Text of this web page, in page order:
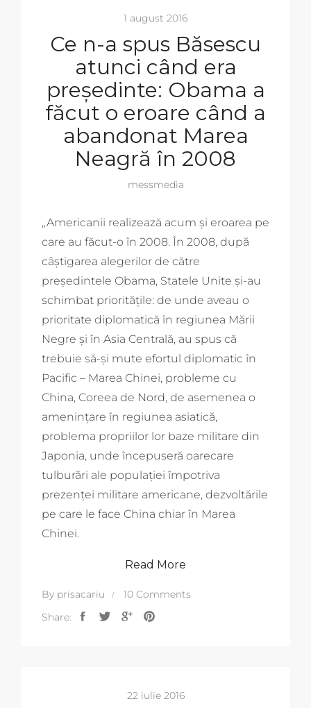
1 august 2016
Ce n-a spus Băsescu
atunci când era
președinte: Obama a
făcut o eroare când a
abandonat Marea
Neagră în 2008
messmedia
„America­nii realizează acum și eroarea pe
care au făcut-o în 2008. În 2008, după
câștigarea alegerilor de către
președintele Obama, Statele Unite și-au
schimbat prio­ritățile: de unde aveau o
prioritate diplomatică în regiunea Mării
Negre și în Asia Centrală, au spus că
trebuie să-și mute efortul diplomatic în
Pacific – Marea Chinei, pro­bleme cu
China, Coreea de Nord, de asemenea o
amenințare în regiunea asiatică,
problema propriilor lor baze militare din
Japonia, unde începuseră oarecare
tulburări ale populației împotriva
prezenței militare americane, dezvoltările
pe care le face China chiar în Marea
Chinei.
Read More
By prisacariu
10 Comments
Share:
22 iulie 2016